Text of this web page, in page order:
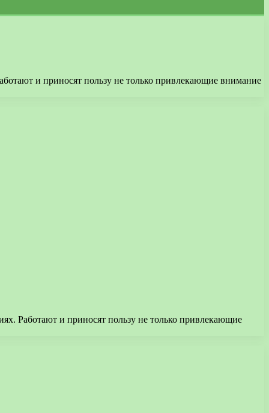
и приносят пользу не только привлекающие внимание
Работают и приносят пользу не только привлекающие